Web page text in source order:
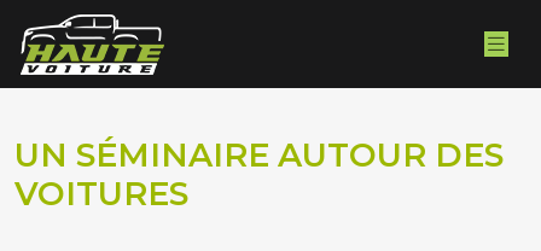
UN SÉMINAIRE AUTOUR DES
VOITURES